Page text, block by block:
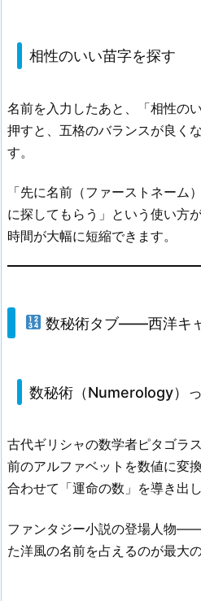
相性のいい苗字を探す
名前を入力したあと、「相性の
押すと、五格のバランスが良く
す。
「先に名前（ファーストネーム
に探してもらう」という使い方
時間が大幅に短縮できます。
数秘術タブ——西洋キ
数秘術（Numerology）
古代ギリシャの数学者ピタゴラ
前のアルファベットを数値に変
合わせて「運命の数」を導き出し
ファンタジー小説の登場人物
た洋風の名前を占えるのが最大の